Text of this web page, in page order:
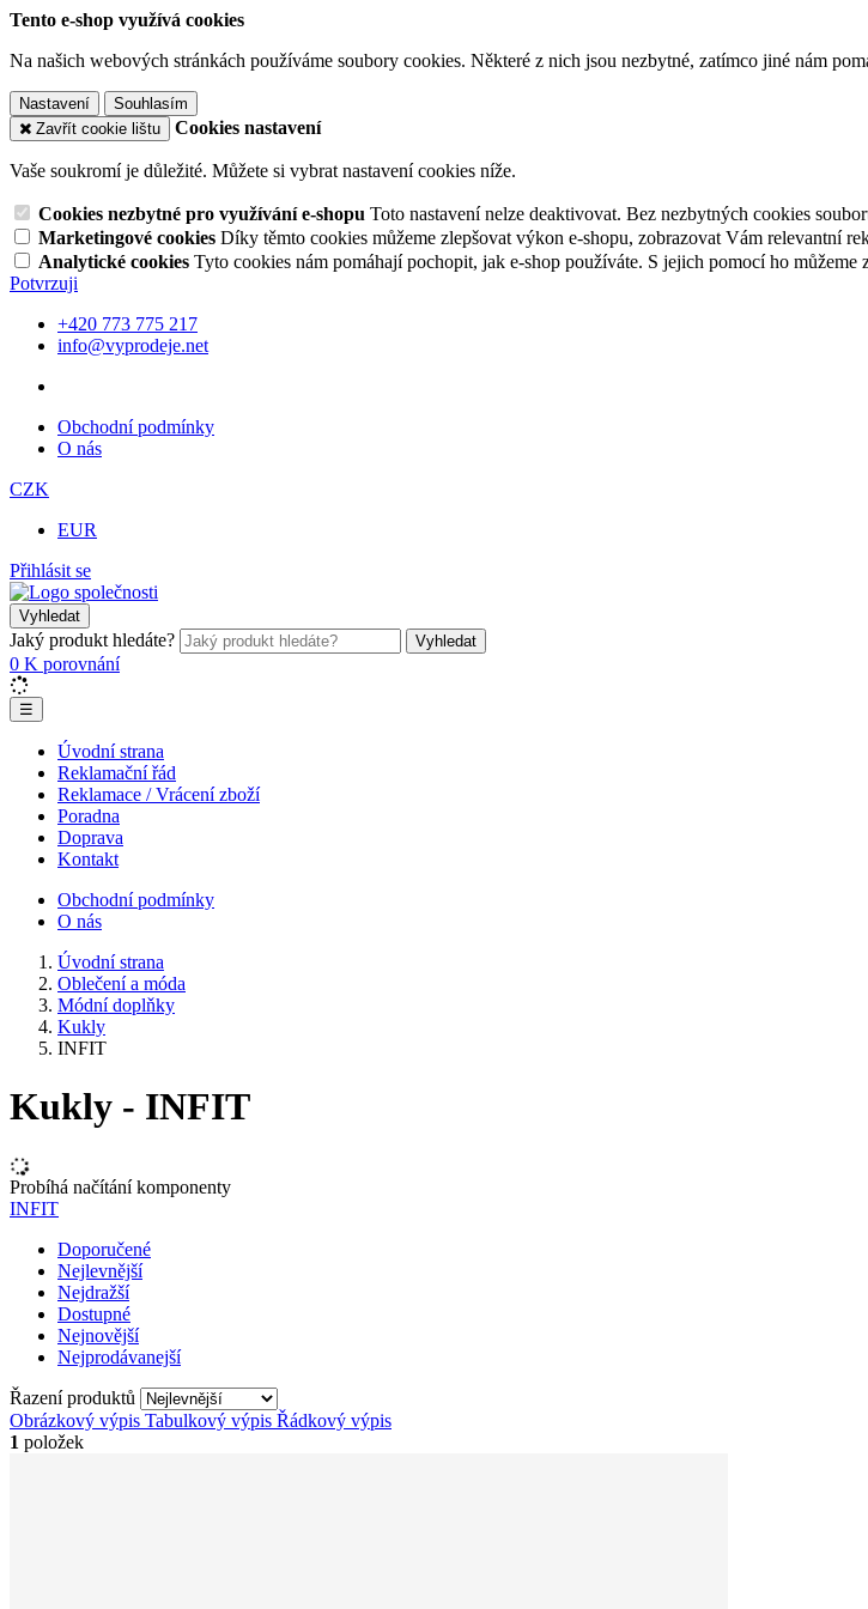
Tento e-shop využívá cookies
Na našich webových stránkách používáme soubory cookies. Některé z nich jsou nezbytné, zatímco jiné nám
Nastavení
Souhlasím
Zavřít cookie lištu
Cookies nastavení
Vaše soukromí je důležité. Můžete si vybrat nastavení cookies níže.
Cookies nezbytné pro využívání e-shopu Toto nastavení nelze deaktivovat. Bez nezbytných cookies
Marketingové cookies Díky těmto cookies můžeme zlepšovat výkon e-shopu, zobrazovat Vám relevantní
Analytické cookies Tyto cookies nám pomáhají pochopit, jak e-shop používáte. S jejich pomocí ho můžeme
Potvrzuji
+420 773 775 217
info@vyprodeje.net
Obchodní podmínky
O nás
CZK
EUR
Přihlásit se
Vyhledat
Jaký produkt hledáte? Vyhledat
0 K porovnání
☰
Úvodní strana
Reklamační řád
Reklamace / Vrácení zboží
Poradna
Doprava
Kontakt
Obchodní podmínky
O nás
Úvodní strana
Oblečení a móda
Módní doplňky
Kukly
INFIT
Kukly - INFIT
Probíhá načítání komponenty
INFIT
Doporučené
Nejlevnější
Nejdražší
Dostupné
Nejnovější
Nejprodávanejší
Řazení produktů
Obrázkový výpis Tabulkový výpis Řádkový výpis
1 položek